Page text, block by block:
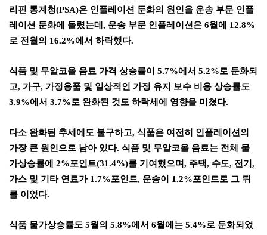
리핀 통계청(PSA)은 인플레이션 둔화의 원인을 운송 부문 인플
레이션 둔화에 돌렸는데 , 운송 부문 인플레이션은 6월에 12.8%
로 전월의 16.2%에서 하락했다.
식품 및 무알코올 음료 가격 상승률이 5.7%에서 5.2%로 둔화되
고, 가구, 가정용품 및 일상적인 가정 유지 보수 비용 상승률도
3.9%에서 3.7%로 완화된 것도 하락세에 영향을 미쳤다.
다소 완화된 추세에도 불구하고, 식품은 여전히 인플레이션의
가장 큰 원인으로 남아 있다. 식품 및 무알코올 음료는 전체 물
가상승률에 2%포인트(31.4%)를 기여했으며, 주택, 수도, 전기 ,
가스 및 기타 연료가 1.7%포인트, 운송이 1.2%포인트로 그 뒤
를 이었다.
식품 물가상승률도 5월의 5.8%에서 6월에는 5.4%로 둔화되었